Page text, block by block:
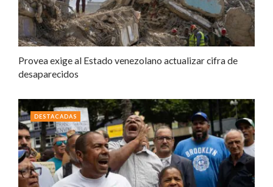
Provea exige al Estado venezolano actualizar cifra de
desaparecidos
DESTACADAS